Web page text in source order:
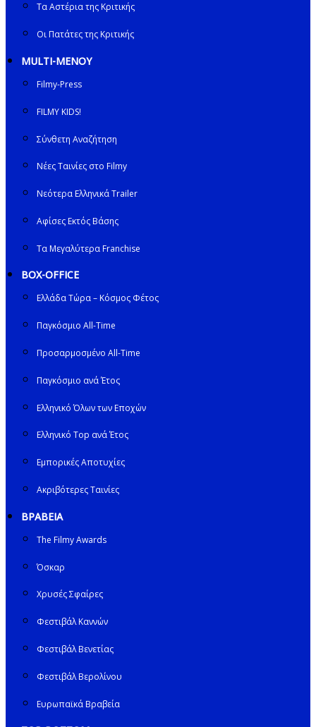
Τα Αστέρια της Κριτικής
Οι Πατάτες της Κριτικής
MULTI-ΜΕΝΟΥ
Filmy-Press
FILMY KIDS!
Σύνθετη Αναζήτηση
Νέες Ταινίες στο Filmy
Νεότερα Ελληνικά Trailer
Αφίσες Εκτός Βάσης
Τα Μεγαλύτερα Franchise
BOX-OFFICE
Ελλάδα Τώρα – Κόσμος Φέτος
Παγκόσμιο All-Time
Προσαρμοσμένο All-Time
Παγκόσμιο ανά Έτος
Ελληνικό Όλων των Εποχών
Ελληνικό Top ανά Έτος
Εμπορικές Αποτυχίες
Ακριβότερες Ταινίες
ΒΡΑΒΕΙΑ
The Filmy Awards
Όσκαρ
Χρυσές Σφαίρες
Φεστιβάλ Καννών
Φεστιβάλ Βενετίας
Φεστιβάλ Βερολίνου
Ευρωπαϊκά Βραβεία